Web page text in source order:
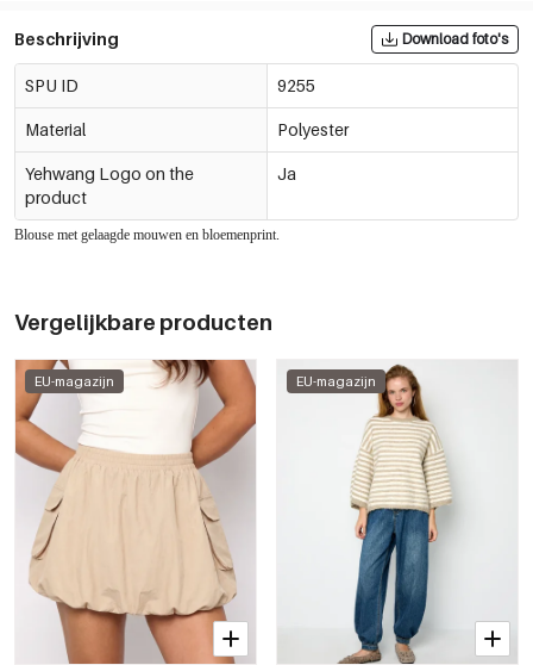
Beschrijving Download foto's
SPU ID 9255
Material Polyester
Yehwang Logo on the
product
Ja
Blouse met gelaagde mouwen en bloemenprint.
Vergelijkbare producten
EU-magazijn EU-magazijn